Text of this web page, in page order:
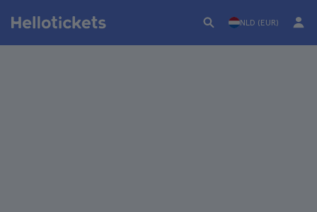
NLD (EUR)